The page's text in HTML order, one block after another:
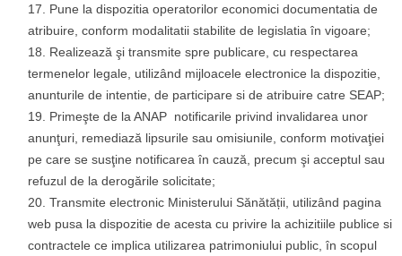
Pune la dispozitia operatorilor economici documentatia de
atribuire, conform modalitatii stabilite de legislatia în vigoare;
Realizează şi transmite spre publicare, cu respectarea
termenelor legale, utilizând mijloacele electronice la dispozitie,
anunturile de intentie, de participare si de atribuire catre SEAP;
Primeşte de la ANAP notificarile privind invalidarea unor
anunţuri, remediază lipsurile sau omisiunile, conform motivaţiei
pe care se susţine notificarea în cauză, precum şi acceptul sau
refuzul de la derogările solicitate;
Transmite electronic Ministerului Sănătății, utilizând pagina
web pusa la dispozitie de acesta cu privire la achizitiile publice si
contractele ce implica utilizarea patrimoniului public, în scopul